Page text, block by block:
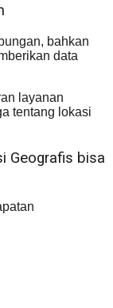
bahkan
data
layanan
tentang lokasi
Geografis bisa